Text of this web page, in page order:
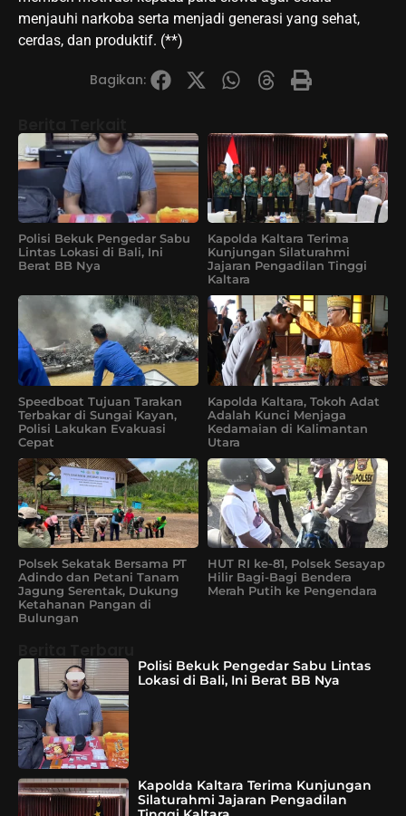
menjauhi narkoba serta menjadi generasi yang sehat,
cerdas, dan produktif. (**)
Bagikan:
Polisi Bekuk Pengedar Sabu
Lintas Lokasi di Bali, Ini
Berat BB Nya
Kapolda Kaltara Terima
Kunjungan Silaturahmi
Jajaran Pengadilan Tinggi
Kaltara
Speedboat Tujuan Tarakan
Terbakar di Sungai Kayan,
Polisi Lakukan Evakuasi
Cepat
Kapolda Kaltara, Tokoh Adat
Adalah Kunci Menjaga
Kedamaian di Kalimantan
Utara
Polsek Sekatak Bersama PT
Adindo dan Petani Tanam
Jagung Serentak, Dukung
Ketahanan Pangan di
Bulungan
HUT RI ke-81, Polsek Sesayap
Hilir Bagi-Bagi Bendera
Merah Putih ke Pengendara
Polisi Bekuk Pengedar Sabu Lintas
Lokasi di Bali, Ini Berat BB Nya
Kapolda Kaltara Terima Kunjungan
Silaturahmi Jajaran Pengadilan